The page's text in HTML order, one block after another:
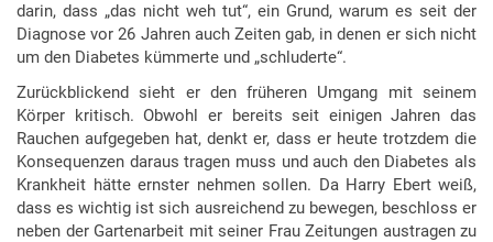
darin, dass „das nicht weh tut“, ein Grund, warum es seit der
Diagnose vor 26 Jahren auch Zeiten gab, in denen er sich nicht
um den Diabetes kümmerte und „schluderte“.
Zurückblickend sieht er den früheren Umgang mit seinem
Körper kritisch. Obwohl er bereits seit einigen Jahren das
Rauchen aufgegeben hat, denkt er, dass er heute trotzdem die
Konsequenzen daraus tragen muss und auch den Diabetes als
Krankheit hätte ernster nehmen sollen. Da Harry Ebert weiß,
dass es wichtig ist sich ausreichend zu bewegen, beschloss er
neben der Gartenarbeit mit seiner Frau Zeitungen austragen zu